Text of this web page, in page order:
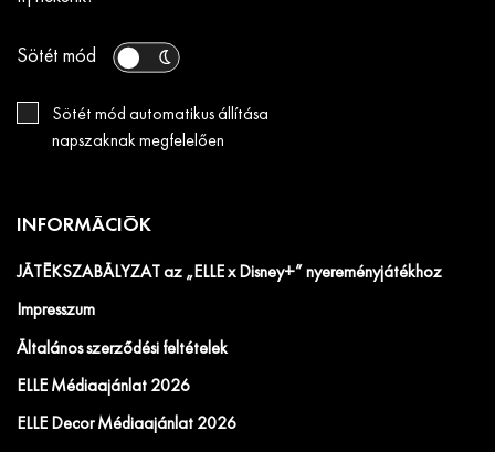
Sötét mód
Sötét mód automatikus állítása
napszaknak megfelelően
INFORMÁCIÓK
JÁTÉKSZABÁLYZAT az „ELLE x Disney+” nyereményjátékhoz
Impresszum
Általános szerződési feltételek
ELLE Médiaajánlat 2026
ELLE Decor Médiaajánlat 2026